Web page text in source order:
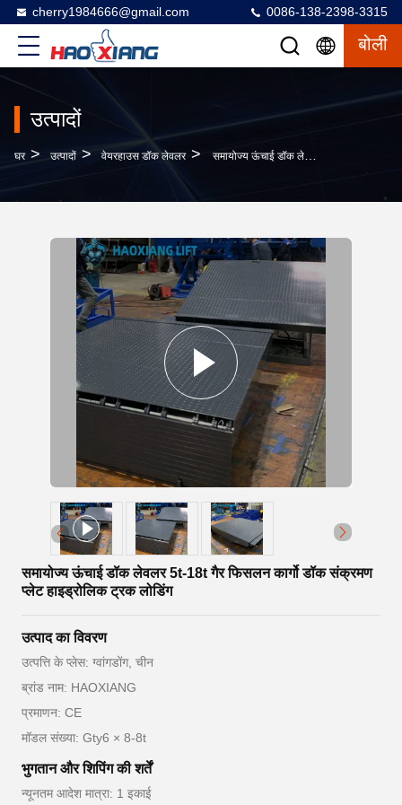
cherry1984666@gmail.com 0086-138-2398-3315
बोली
उत्पादों
घर > उत्पादों > वेयरहाउस डॉक लेवलर > समायोज्य ऊंचाई डॉक लेवलर 5t-18t गैर फिसलन कार्गो डॉक संक्रमण प्लेट हाइड्रोलिक ट्रक लोडिंग
समायोज्य ऊंचाई डॉक लेवलर 5t-18t गैर फिसलन कार्गो डॉक संक्रमण
प्लेट हाइड्रोलिक ट्रक लोडिंग
उत्पाद का विवरण
उत्पत्ति के प्लेस: ग्वांगडोंग, चीन
ब्रांड नाम: HAOXIANG
प्रमाणन: CE
मॉडल संख्या: Gty6 × 8-8t
भुगतान और शिपिंग की शर्तें
न्यूनतम आदेश मात्रा: 1 इकाई